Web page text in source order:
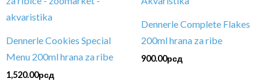
Dennerle Cookies Special
Menu 200ml hrana za ribe
1,520.00рсд
Dennerle Complete Flakes
200ml hrana za ribe
900.00рсд